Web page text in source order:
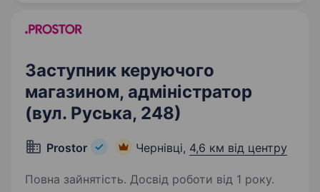
Заступник керуючого
магазином, адміністратор
(вул. Руська, 248)
Prostor Чернівці, 4,6 км від центру
Повна зайнятість. Досвід роботи від 1 року.